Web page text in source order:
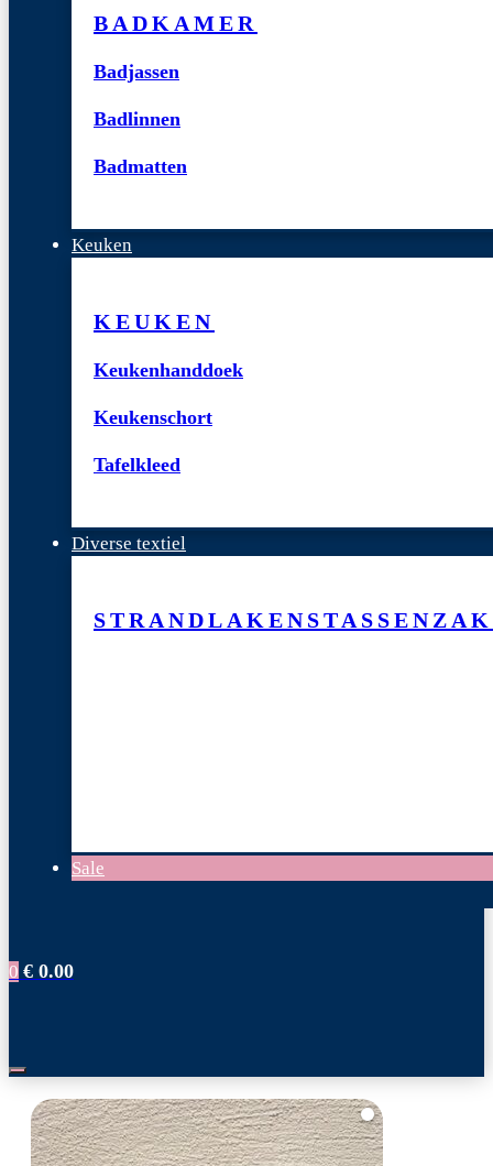
BADKAMER
Badjassen
Badlinnen
Badmatten
Keuken
KEUKEN
Keukenhanddoek
Keukenschort
Tafelkleed
Diverse textiel
STRANDLAKENSTASSEN
Sale
0 € 0.00